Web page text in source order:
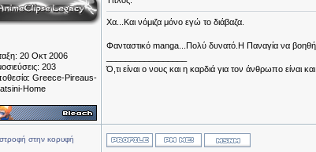
20 Οκτ 2006
203
Greece-Pireaus-
Home
Χα...Και νόμιζα μόνο εγώ το διάβαζα.
Φανταστικό manga...Πολύ δυνατό.Η Παναγία να
Ό,τι είναι ο νους και η καρδιά για τον άνθρωπο είναι
στην κορυφή